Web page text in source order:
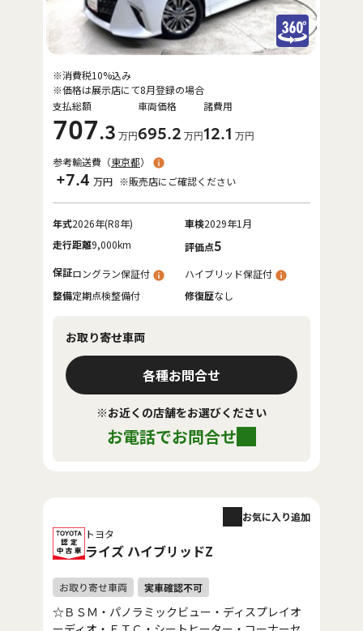
支払総額
707.3 万円
車両価格
695.2 万円
諸費用
12.1 万円
※消費税10%込み
※価格は展示店にて8月登録の場合
参考輸送費（東京都）
+7.4 万円 ※販売店にご確認ください
年式2026年(R8年) 車検2029年1月
走行距離9,000km 評価点5
保証ロングラン保証付
ハイブリッド保証付
整備定期点検整備付 修復歴なし
お取り寄せ車両
各種お問合せ
※お近くの店舗をお選びください
お電話でお問合せ
トヨタ
ライズ ハイブリッドZ
お気に入り追加
☆ＢＳＭ・パノラミックビュー・ディスプレイオ